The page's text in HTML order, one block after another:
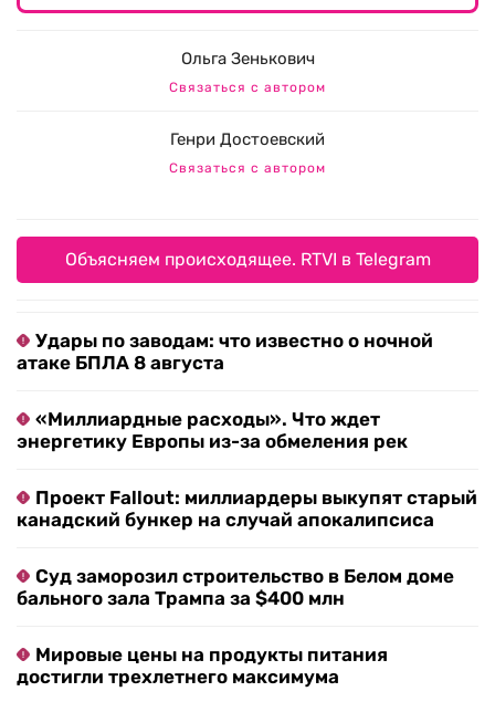
Ольга Зенькович
Связаться с автором
Генри Достоевский
Связаться с автором
Объясняем происходящее. RTVI в Telegram
Удары по заводам: что известно о ночной
атаке БПЛА 8 августа
«Миллиардные расходы». Что ждет
энергетику Европы из-за обмеления рек
Проект Fallout: миллиардеры выкупят старый
канадский бункер на случай апокалипсиса
Суд заморозил строительство в Белом доме
бального зала Трампа за $400 млн
Мировые цены на продукты питания
достигли трехлетнего максимума